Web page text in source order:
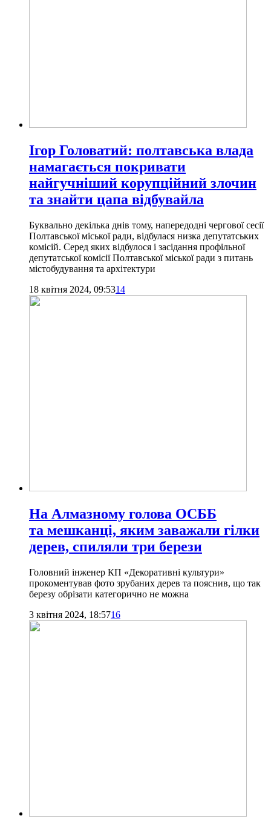
Ігор Головатий: полтавська влада
намагається покривати
найгучніший корупційний злочин
та знайти цапа відбувайла
Буквально декілька днів тому, напередодні чергової сесії
Полтавської міської ради, відбулася низка депутатських
комісій. Серед яких відбулося і засідання профільної
депутатської комісії Полтавської міської ради з питань
містобудування та архітектури
18 квітня 2024, 09:5314
На Алмазному голова ОСББ
та мешканці, яким заважали гілки
дерев, спиляли три берези
Головний інженер КП «Декоративні культури»
прокоментував фото зрубаних дерев та пояснив, що так
березу обрізати категорично не можна
3 квітня 2024, 18:5716